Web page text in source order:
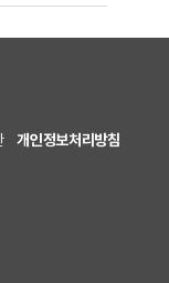
개인정보처리방침